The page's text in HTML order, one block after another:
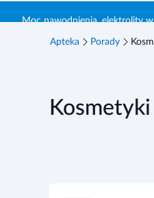
Moc nawodnienia, elektrolity
Apteka Porady